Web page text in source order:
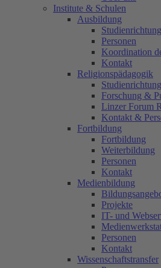
Institute & Schulen
Ausbildung
Personen
Koordination
Kontakt
Religionspädagogik
Forschung &
Linzer Forum
Kontakt &
Fortbildung
Fortbildung
Weiterbildung
Personen
Kontakt
Medienbildung
Projekte
IT- und
Personen
Kontakt
Wissenschaftstransfer